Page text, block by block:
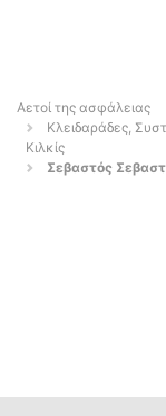
Αετοί της ασφάλειας
Κλειδαράδες,
Κιλκίς
Σεβαστός